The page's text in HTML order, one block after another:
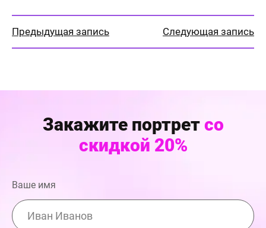
Предыдущая запись Следующая запись
Закажите портрет со
скидкой 20%
Ваше имя